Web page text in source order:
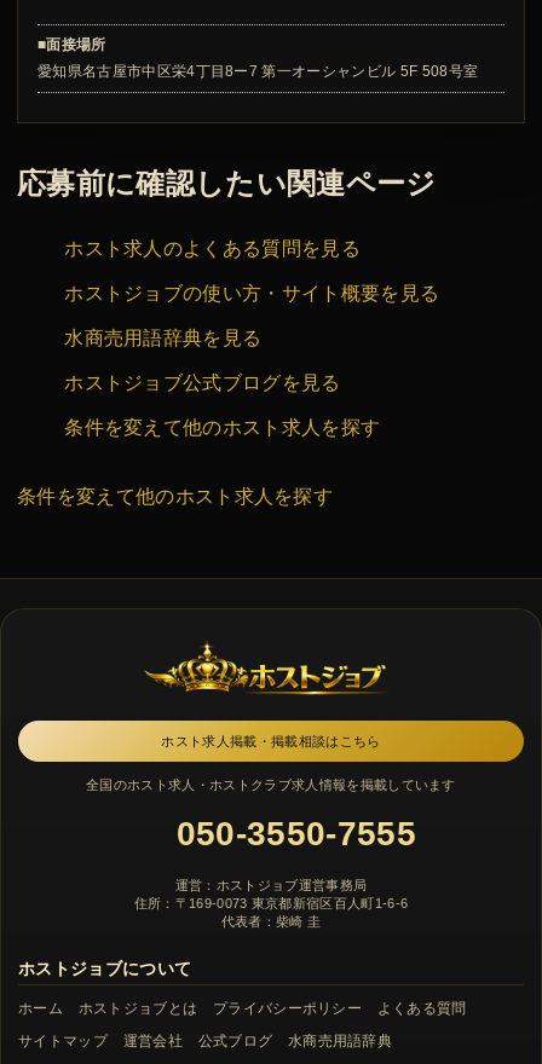
■面接場所
愛知県名古屋市中区栄4丁目8ー7 第一オーシャンビル 5F 508号室
応募前に確認したい関連ページ
ホスト求人のよくある質問を見る
ホストジョブの使い方・サイト概要を見る
水商売用語辞典を見る
ホストジョブ公式ブログを見る
条件を変えて他のホスト求人を探す
条件を変えて他のホスト求人を探す
ホスト求人掲載・掲載相談はこちら
全国のホスト求人・ホストクラブ求人情報を掲載しています
050-3550-7555
運営：ホストジョブ運営事務局
住所：〒169-0073 東京都新宿区百人町1-6-6
代表者：柴崎 圭
ホストジョブについて
ホーム ホストジョブとは プライバシーポリシー
よくある質問
サイトマップ
運営会社 公式ブログ 水商売用語辞典